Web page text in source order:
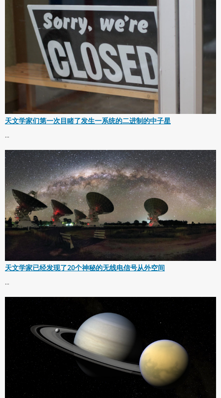
天文学家们第一次目睹了发生一系统的二进制的中子星
...
天文学家已经发现了20个神秘的无线电信号从外空间
...